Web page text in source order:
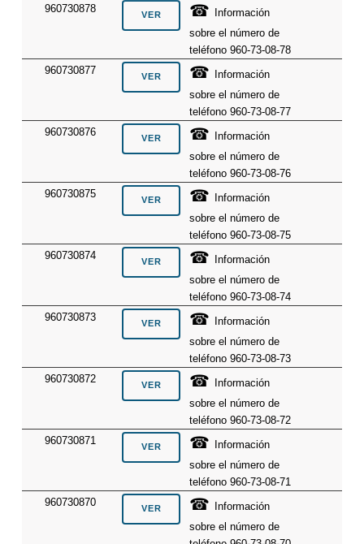
960730878
☎
Información
sobre el número de
teléfono 960-73-08-78
960730877
☎
Información
sobre el número de
teléfono 960-73-08-77
960730876
☎
Información
sobre el número de
teléfono 960-73-08-76
960730875
☎
Información
sobre el número de
teléfono 960-73-08-75
960730874
☎
Información
sobre el número de
teléfono 960-73-08-74
960730873
☎
Información
sobre el número de
teléfono 960-73-08-73
960730872
☎
Información
sobre el número de
teléfono 960-73-08-72
960730871
☎
Información
sobre el número de
teléfono 960-73-08-71
960730870
☎
Información
sobre el número de